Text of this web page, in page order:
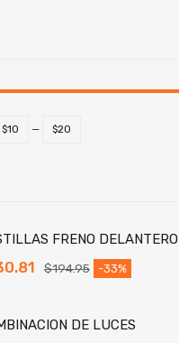
$10 — $20
FRENO DELANTERO
$194.95 -33%
DE LUCES